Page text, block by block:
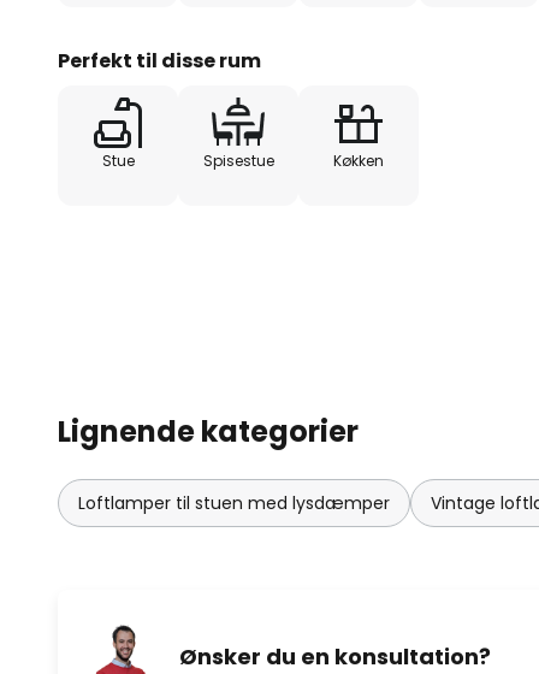
Perfekt til disse rum
Stue Spisestue Køkken
Lignende kategorier
Loftlamper til stuen med lysdæmper Vintage
Ønsker du en konsultation?